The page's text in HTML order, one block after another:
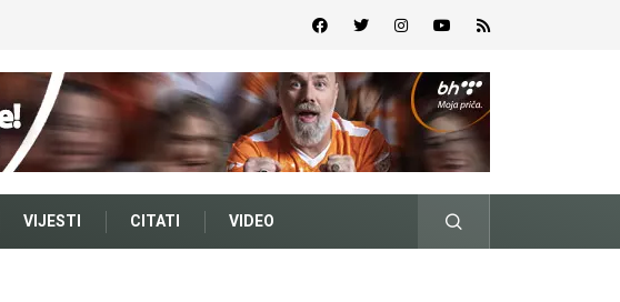
VIJESTI CITATI VIDEO